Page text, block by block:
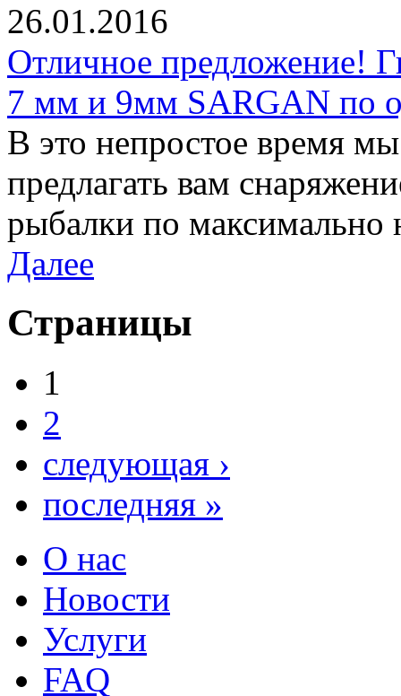
26.01.2016
Отличное предложение!
7 мм и 9мм SARGAN по
В это непростое время
предлагать вам
рыбалки по максимально
Далее
Страницы
1
2
следующая ›
последняя »
О нас
Новости
Услуги
FAQ